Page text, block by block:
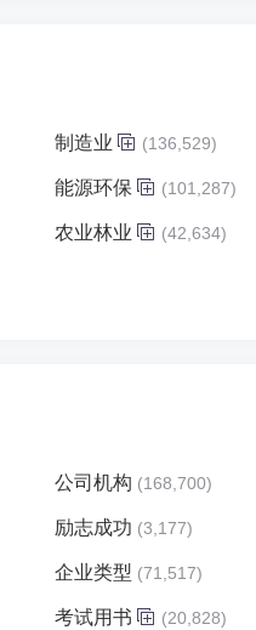
制造业 (136,529)
能源环保 (101,287)
农业林业 (42,634)
公司机构 (168,700)
励志成功 (3,177)
企业类型 (71,517)
考试用书 (20,828)